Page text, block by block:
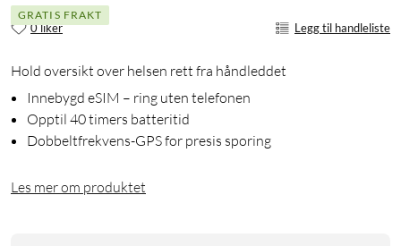
GRATIS FRAKT
0 liker Legg til handleliste
Hold oversikt over helsen rett fra håndleddet
Innebygd eSIM – ring uten telefonen
Opptil 40 timers batteritid
Dobbeltfrekvens-GPS for presis sporing
Les mer om produktet